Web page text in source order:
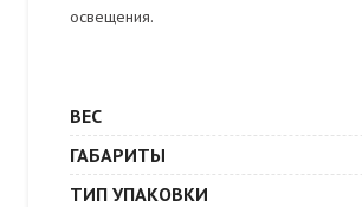
освещения.
ВЕС
ГАБАРИТЫ
ТИП УПАКОВКИ